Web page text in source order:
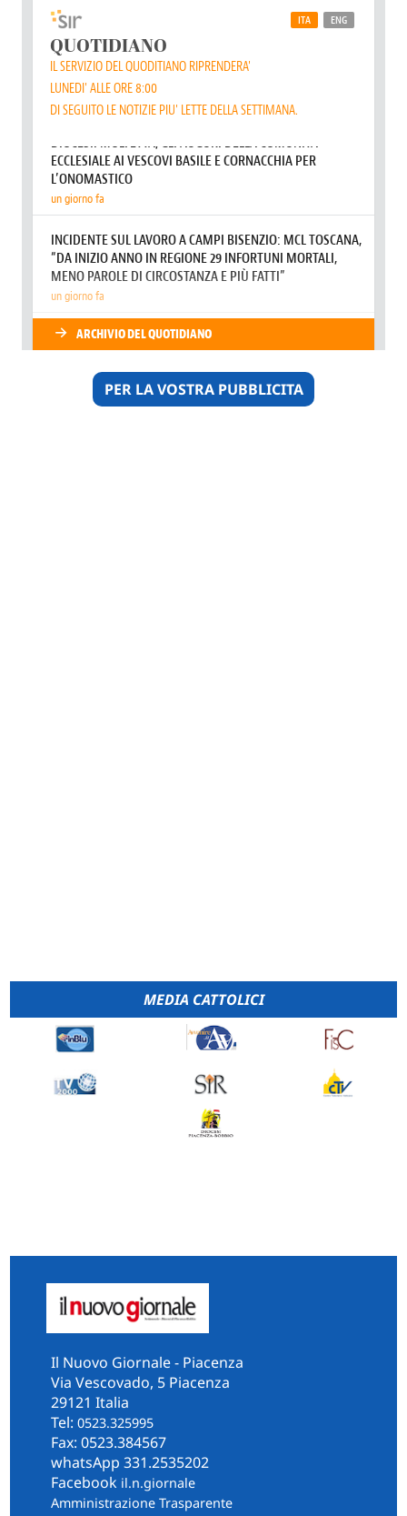
PER LA VOSTRA PUBBLICITA
MEDIA CATTOLICI
Il Nuovo Giornale - Piacenza
Via Vescovado, 5 Piacenza
29121 Italia
Tel: 0523.325995
Fax: 0523.384567
whatsApp 331.2535202
Facebook il.n.giornale
Amministrazione Trasparente